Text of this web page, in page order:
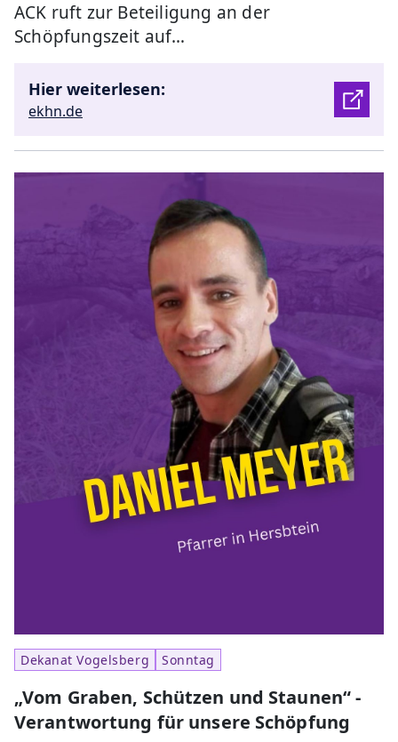
ACK ruft zur Beteiligung an der
Schöpfungszeit auf…
Hier weiterlesen:
ekhn.de
Dekanat Vogelsberg Sonntag
„Vom Graben, Schützen und Staunen“ -
Verantwortung für unsere Schöpfung